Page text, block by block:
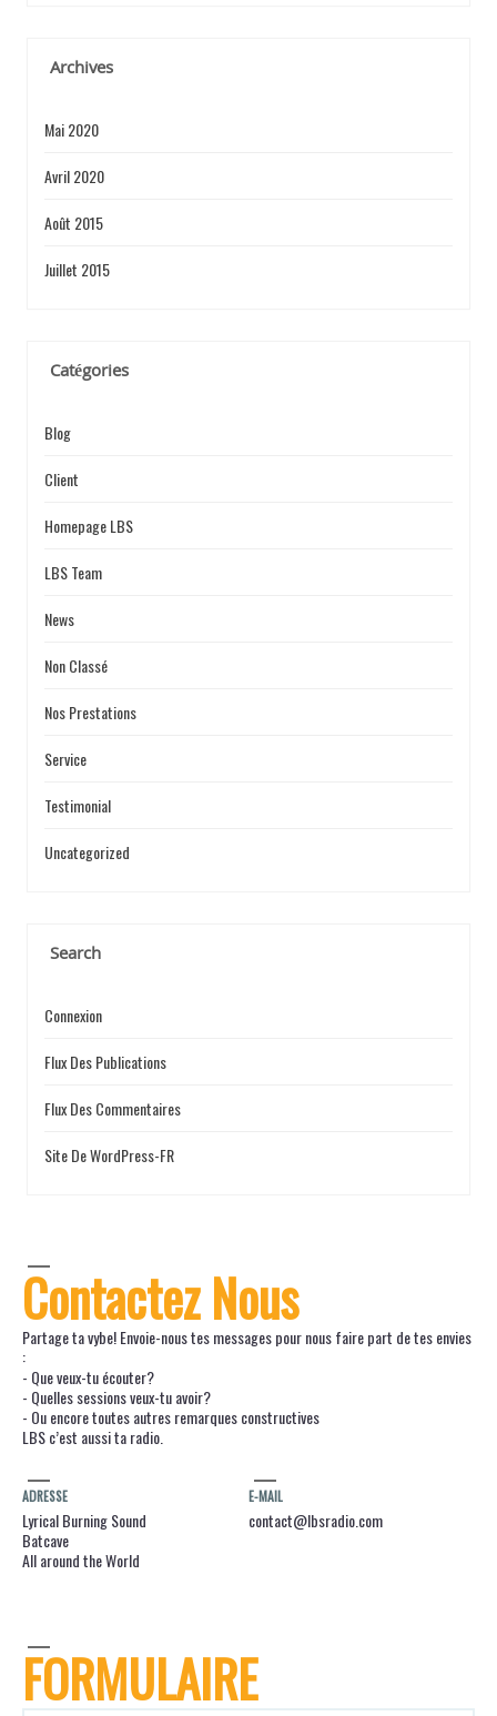
I
C
L
E
Archives
Mai 2020
Avril 2020
Août 2015
Juillet 2015
Catégories
Blog
Client
Homepage LBS
LBS Team
News
Non Classé
Nos Prestations
Service
Testimonial
Uncategorized
Search
Connexion
Flux Des Publications
Flux Des Commentaires
Site De WordPress-FR
Contactez Nous
Partage ta vybe! Envoie-nous tes messages pour nous faire part de tes envies
:
- Que veux-tu écouter?
- Quelles sessions veux-tu avoir?
- Ou encore toutes autres remarques constructives
LBS c’est aussi ta radio.
ADRESSE
Lyrical Burning Sound
Batcave
All around the World
E-MAIL
contact@lbsradio.com
FORMULAIRE